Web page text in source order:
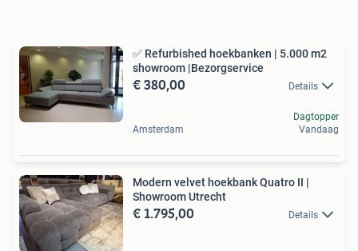
✅️ Refurbished hoekbanken | 5.000 m2
showroom |Bezorgservice
€ 380,00 Details
Amsterdam
Dagtopper
Vandaag
Modern velvet hoekbank Quatro II |
Showroom Utrecht
€ 1.795,00 Details